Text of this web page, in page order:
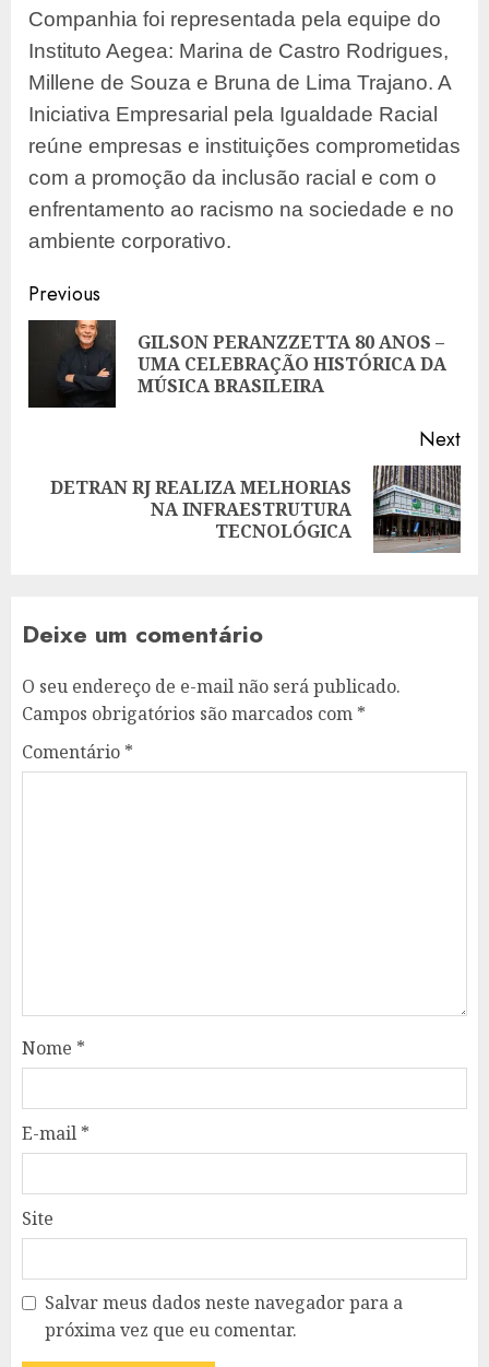
Companhia foi representada pela equipe do
Instituto Aegea: Marina de Castro Rodrigues,
Millene de Souza e Bruna de Lima Trajano. A
Iniciativa Empresarial pela Igualdade Racial
reúne empresas e instituições comprometidas
com a promoção da inclusão racial e com o
enfrentamento ao racismo na sociedade e no
ambiente corporativo.
Post
navigation
Previous
GILSON PERANZZETTA 80 ANOS –
UMA CELEBRAÇÃO HISTÓRICA DA
MÚSICA BRASILEIRA
Next
Next
DETRAN RJ REALIZA MELHORIAS
NA INFRAESTRUTURA
TECNOLÓGICA
Deixe um comentário
O seu endereço de e-mail não será publicado.
Campos obrigatórios são marcados com *
Comentário *
Nome *
E-mail *
Site
Salvar meus dados neste navegador para a
próxima vez que eu comentar.